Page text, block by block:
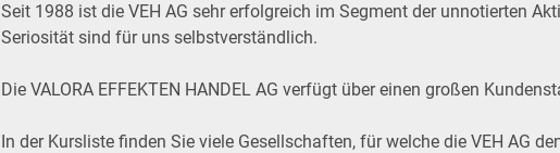
Seit 1988 ist die VEH AG sehr erfolgreich im Segment der unnotierten
Seriosität sind für uns selbstverständlich.
Die VALORA EFFEKTEN HANDEL AG verfügt über einen großen
In der Kursliste finden Sie viele Gesellschaften, für welche die VEH AG